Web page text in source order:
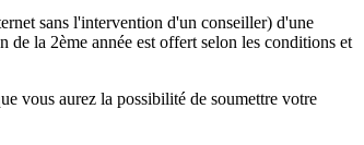
sans l'intervention d'un conseiller) d'une
la 2ème année est offert selon les conditions et
vous aurez la possibilité de soumettre votre